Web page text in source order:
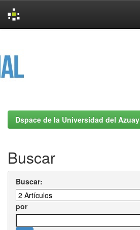
Dspace de la Universidad del Azuay
Buscar
Buscar:
por